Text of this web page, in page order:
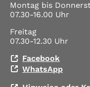
Montag bis
07.30-16.00 Uhr
Freitag
07.30-12.30 Uhr
Facebook
WhatsApp